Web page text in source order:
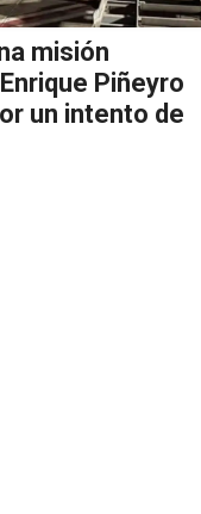
misión
Piñeyro
un intento de